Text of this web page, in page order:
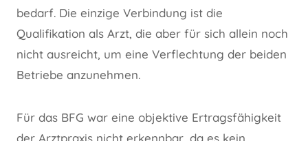
bedarf. Die einzige Verbindung ist die
Qualifikation als Arzt, die aber für sich allein noch
nicht ausreicht, um eine Verflechtung der beiden
Betriebe anzunehmen.
Für das BFG war eine objektive Ertragsfähigkeit
der Arztpraxis nicht erkennbar, da es kein